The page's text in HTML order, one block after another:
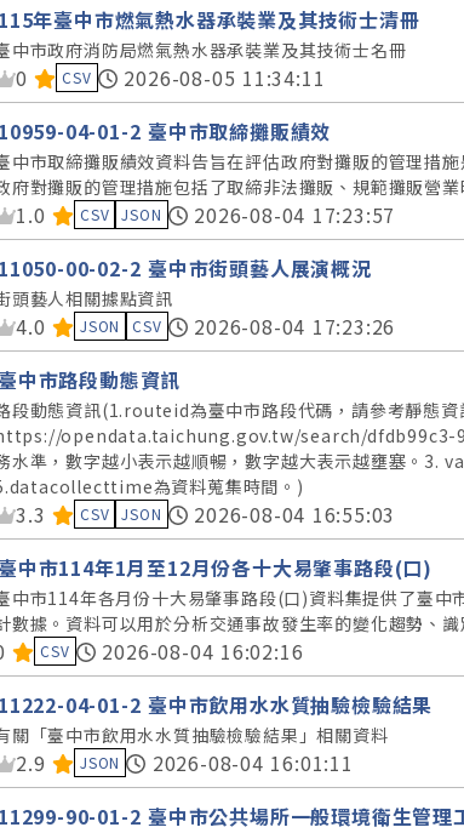
115年臺中市燃氣熱水器承裝業及其技術士清冊
中市政府消防局燃氣熱水器承裝業及其技術士名冊
資料集評分：
0 CSV
2026-08-05 11:34:11
10959-04-01-2 臺中市取締攤販績效
中市取締攤販績效資料告旨在評估政府對攤販的管理措
府對攤販的管理措施包括了取締非法攤販、規範攤販營
資料集評分：
1.0 CSV JSON
2026-08-04 17:23:57
11050-00-02-2 臺中市街頭藝人展演概況
頭藝人相關據點資訊
資料集評分：
4.0 JSON CSV
2026-08-04 17:23:26
中市路段動態資訊
段動態資訊(1.routeid為臺中市路段代碼，請參考靜態資
opendata.taichung.gov.tw/search/dfdb99c3-
水準，數字越小表示越順暢，數字越大表示越壅塞。
為資料蒐集時間。)
資料集評分：
3.3 CSV JSON
2026-08-04 16:55:03
中市114年1月至12月份各十大易肇事路段(口)
中市114年各月份十大易肇事路段(口)資料集提供了臺
數據。資料可以用於分析交通事故發生率的變化趨勢、
料集評分：
CSV
2026-08-04 16:02:16
11222-04-01-2 臺中市飲用水水質抽驗檢驗結果
關「臺中市飲用水水質抽驗檢驗結果」相關資料
資料集評分：
2.9 JSON
2026-08-04 16:01:11
11299-90-01-2 臺中市公共場所一般環境衛生管理